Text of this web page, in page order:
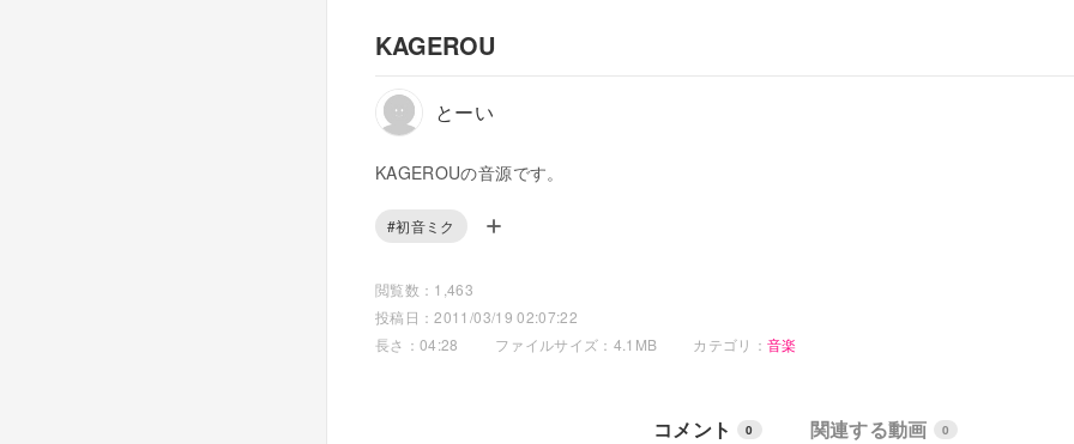
KAGEROU
とーい
KAGEROUの音源です。
#初音ミク
閲覧数：1,463
投稿日：2011/03/19 02:07:22
長さ：04:28
ファイルサイズ：4.1MB カテゴリ：音楽
コメント 0 関連する動画 0